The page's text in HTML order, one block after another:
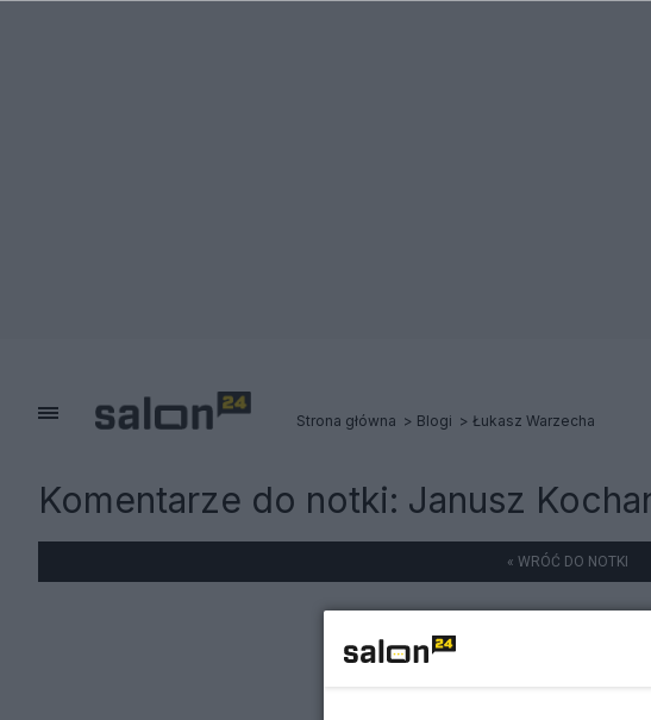
Strona główna Blogi Łukasz Warzecha
Komentarze do notki: Janusz
« WRÓĆ DO NOTKI